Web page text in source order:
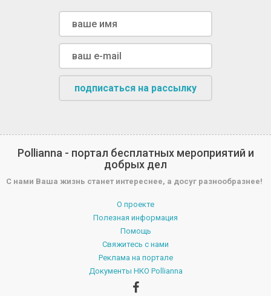
подписаться на рассылку
Pollianna - портал бесплатных мероприятий и
добрых дел
С нами Ваша жизнь станет интереснее, а досуг разнообразнее!
О проекте
Полезная информация
Помощь
Свяжитесь с нами
Реклама на портале
Документы НКО Pollianna